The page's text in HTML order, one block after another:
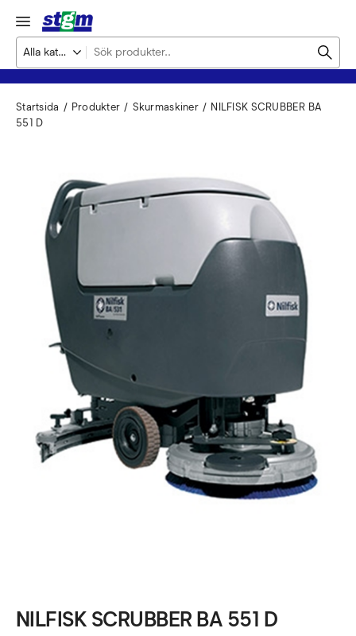
Startsida Produkter Skurmaskiner
NILFISK SCRUBBER BA
551 D
NILFISK SCRUBBER BA 551 D